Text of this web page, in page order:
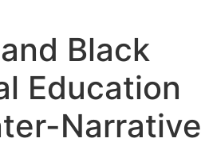
Black
Education
Narrative